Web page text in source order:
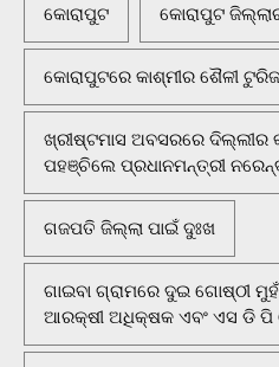
କୋରାପୁଟ କୋରାପୁଟ
କୋରାପୁଟରେ କାଶ୍ମୀର ଶୈଳୀ
ଖ୍ରୀଷ୍ଟମାସ ଅବସରରେ ଦିଲ୍ଲୀର
ପହଞ୍ଚିଲେ ପ୍ରଧାନମନ୍ତ୍ରୀ
ଗଜପତି ଜିଲ୍ଲା ପାଇଁ ଦୁଃଖ
ଗାଇବା ଗ୍ରାମରେ ଦୁଇ ଗୋଷ୍ଠୀ
ଆରକ୍ଷୀ ଅଧିକ୍ଷକ ଏବଂ ଏସ ଡି ପି